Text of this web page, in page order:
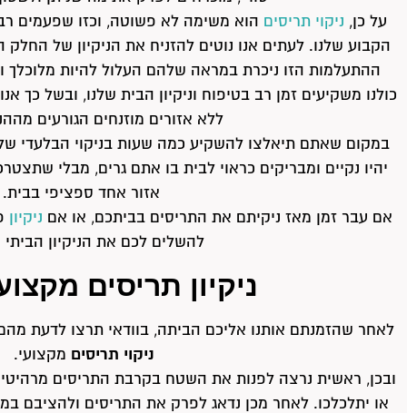
על כן, ניקוי תריסים הוא משימה לא פשוטה, וכזו שפעמים
הקבוע שלנו. לעתים אנו נוטים להזניח את הניקיון של החלק
ההתעלמות הזו ניכרת במראה שלהם העלול להיות מלוכלך
כולנו משקיעים זמן רב בטיפוח וניקיון הבית שלנו, ובשל כך
ללא אזורים מוזנחים הגורעים
במקום שאתם תיאלצו להשקיע כמה שעות בניקוי הבלעדי
יהיו נקיים ומבריקים כראוי לבית בו אתם גרים, מבלי
אזור אחד ספציפי בבית.
אם עבר זמן מאז ניקיתם את התריסים בביתכם, או אם ניקיון
להשלים לכם את הניקיון
ניקיון תריסים
לאחר שהזמנתם אותנו אליכם הביתה, בוודאי תרצו לדעת
ניקוי תריסים מקצועי.
ובכן, ראשית נרצה לפנות את השטח בקרבת התריסים
או יתלכלכו. לאחר מכן נדאג לפרק את התריסים ולהציבם